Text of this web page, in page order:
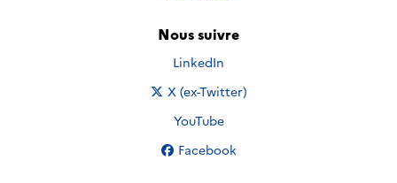
Nous suivre
Nous suivre sur
LinkedIn
Nous suivre sur
X (ex-Twitter)
Nous suivre sur
YouTube
Nous suivre sur
Facebook